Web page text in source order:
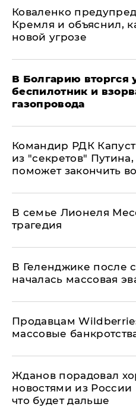
Коваленко
Кремля и объяснил,
новой угрозе
В Болгарию вторгся
беспилотник и
газопровода
Командир РДК
из "секретов"
поможет закончить
В семье Лионеля
трагедия
В Геленджике после
началась массовая
Продавцам
массовые
Жданов порадовал
новостями из
что будет дальше